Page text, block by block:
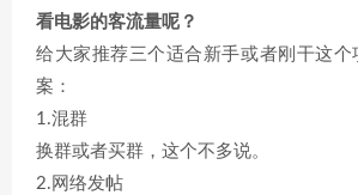
看电影的客流量呢？
给大家推荐三个适合新手或者刚干这个
案：
1.混群
换群或者买群，这个不多说。
2.网络发帖